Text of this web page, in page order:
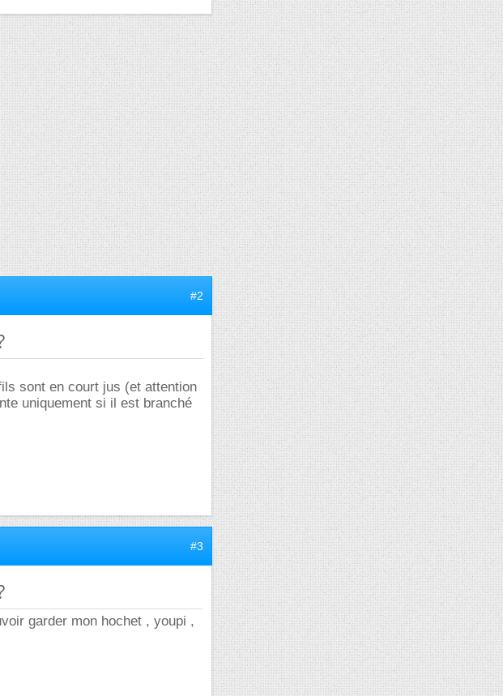
#2
sont en court jus (et attention
uniquement si il est branché
#3
garder mon hochet , youpi ,